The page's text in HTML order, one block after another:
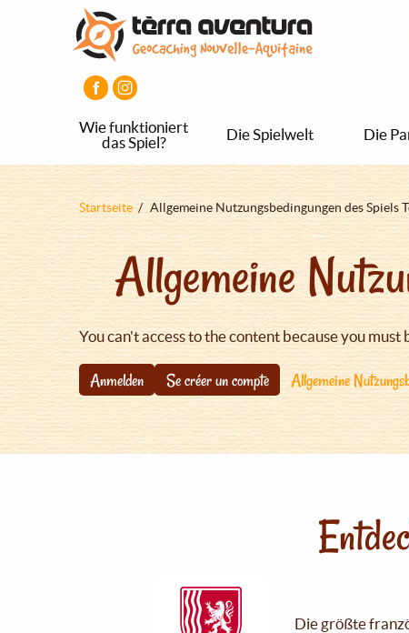
Wie funktioniert
das Spiel?
Die Spielwelt Die
Pfadnavigation
Startseite Allgemeine Nutzungsbedingungen des Spiels
Allgemeine
You can't access to the content because you must
Anmelden Se créer un compte Allgemeine
Die größte